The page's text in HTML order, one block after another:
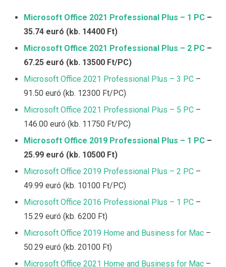
Microsoft Office 2021 Professional Plus – 1 PC –
35.74 euró (kb. 14400 Ft)
Microsoft Office 2021 Professional Plus – 2 PC –
67.25 euró (kb. 13500 Ft/PC)
Microsoft Office 2021 Professional Plus – 3 PC –
91.50 euró (kb. 12300 Ft/PC)
Microsoft Office 2021 Professional Plus – 5 PC –
146.00 euró (kb. 11750 Ft/PC)
Microsoft Office 2019 Professional Plus – 1 PC –
25.99 euró (kb. 10500 Ft)
Microsoft Office 2019 Professional Plus – 2 PC –
49.99 euró (kb. 10100 Ft/PC)
Microsoft Office 2016 Professional Plus – 1 PC –
15.29 euró (kb. 6200 Ft)
Microsoft Office 2019 Home and Business for Mac –
50.29 euró (kb. 20100 Ft)
Microsoft Office 2021 Home and Business for Mac –